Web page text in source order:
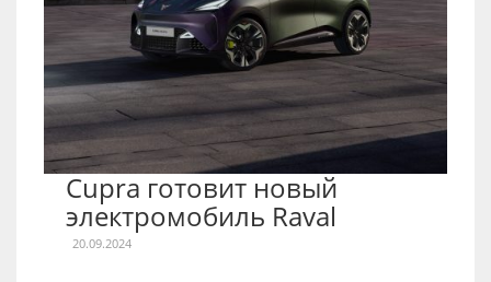
Cupra готовит новый
электромобиль Raval
20.09.2024